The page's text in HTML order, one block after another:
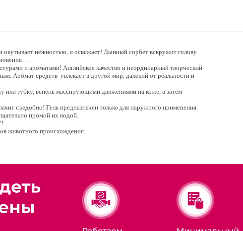
нежностью, и освежает! Дынный сорбет вскружит голову
и ароматами! Английское качество и неординарный творческий
Аромат средств увлекает в другой мир, далекий от реальности и
или губку, вспень массирующими движениями на коже, а затем
съедобно! Гель предназначен только для наружного применения.
промой их водой.
животного происхождения.